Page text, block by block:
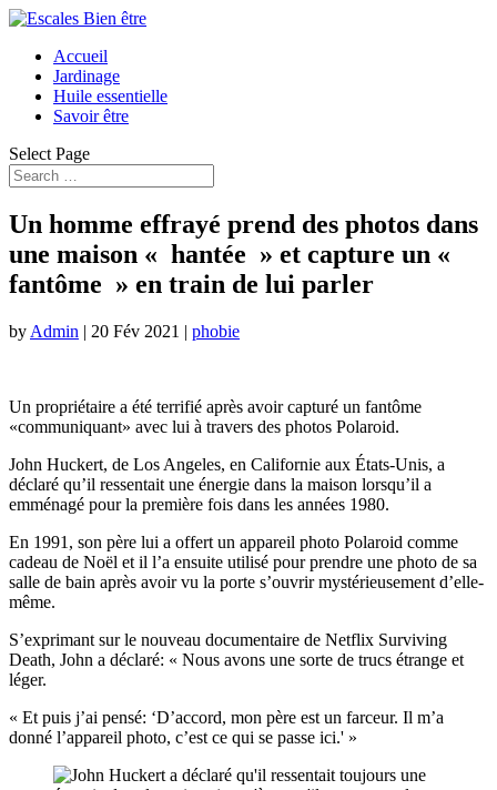
Accueil
Jardinage
Huile essentielle
Savoir être
Select Page
Un homme effrayé prend des photos dans
une maison « hantée » et capture un «
fantôme » en train de lui parler
by Admin | 20 Fév 2021 | phobie
Un propriétaire a été terrifié après avoir capturé un fantôme
«communiquant» avec lui à travers des photos Polaroid.
John Huckert, de Los Angeles, en Californie aux États-Unis, a
déclaré qu’il ressentait une énergie dans la maison lorsqu’il a
emménagé pour la première fois dans les années 1980.
En 1991, son père lui a offert un appareil photo Polaroid comme
cadeau de Noël et il l’a ensuite utilisé pour prendre une photo de sa
salle de bain après avoir vu la porte s’ouvrir mystérieusement d’elle-
même.
S’exprimant sur le nouveau documentaire de Netflix Surviving
Death, John a déclaré: « Nous avons une sorte de trucs étrange et
léger.
« Et puis j’ai pensé: ‘D’accord, mon père est un farceur. Il m’a
donné l’appareil photo, c’est ce qui se passe ici.' »